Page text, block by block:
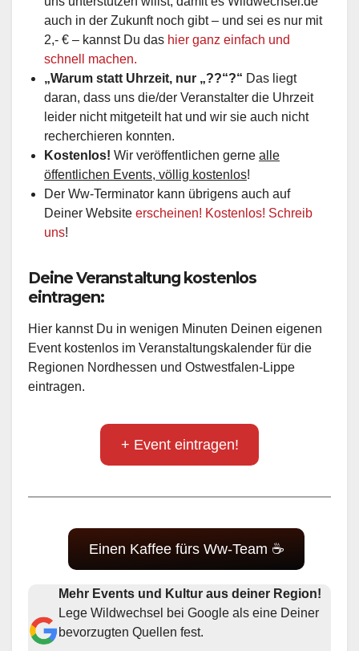
auch in der Zukunft noch gibt – und sei es nur mit
2,- € – kannst Du das hier ganz einfach und
schnell machen.
„Warum statt Uhrzeit, nur „??“?“ Das liegt
daran, dass uns die/der Veranstalter die Uhrzeit
leider nicht mitgeteilt hat und wir sie auch nicht
recherchieren konnten.
Kostenlos! Wir veröffentlichen gerne alle
öffentlichen Events, völlig kostenlos!
Der Ww-Terminator kann übrigens auch auf
Deiner Website erscheinen! Kostenlos! Schreib
uns!
Deine Veranstaltung kostenlos
eintragen:
Hier kannst Du in wenigen Minuten Deinen eigenen
Event kostenlos im Veranstaltungskalender für die
Regionen Nordhessen und Ostwestfalen-Lippe
eintragen.
+ Event eintragen!
Einen Kaffee fürs Ww-Team ☕
Mehr Events und Kultur aus deiner Region!
Lege Wildwechsel bei Google als eine Deiner
bevorzugten Quellen fest.